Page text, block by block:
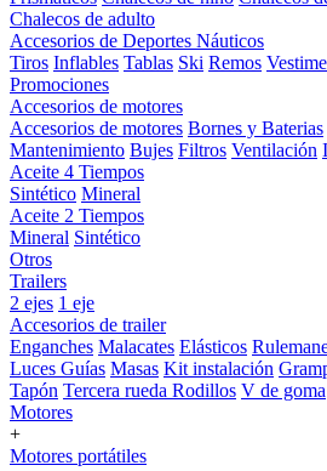
Chalecos de adulto
Accesorios de Deportes Náuticos
Tiros Inflables Tablas Ski Remos
Promociones
Accesorios de motores
Accesorios de motores Bornes y Baterias
Mantenimiento Bujes Filtros Ventilación
Aceite 4 Tiempos
Sintético Mineral
Aceite 2 Tiempos
Mineral Sintético
Otros
Trailers
2 ejes 1 eje
Accesorios de trailer
Enganches Malacates Elásticos
Luces Guías Masas Kit instalación
Tapón Tercera rueda Rodillos V de goma
Motores
+
Motores portátiles